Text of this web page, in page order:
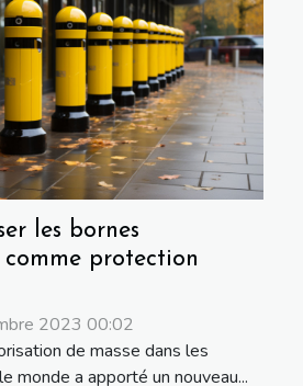
les bornes
protection
2023 00:02
de masse dans les
monde a apporté un nouveau...